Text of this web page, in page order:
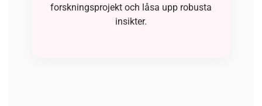
forskningsprojekt och låsa upp robusta
insikter.